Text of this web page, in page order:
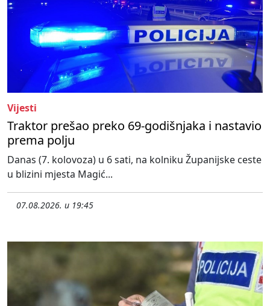
Vijesti
Traktor prešao preko 69-godišnjaka i nastavio
prema polju
Danas (7. kolovoza) u 6 sati, na kolniku Županijske ceste
u blizini mjesta Magić...
07.08.2026. u 19:45